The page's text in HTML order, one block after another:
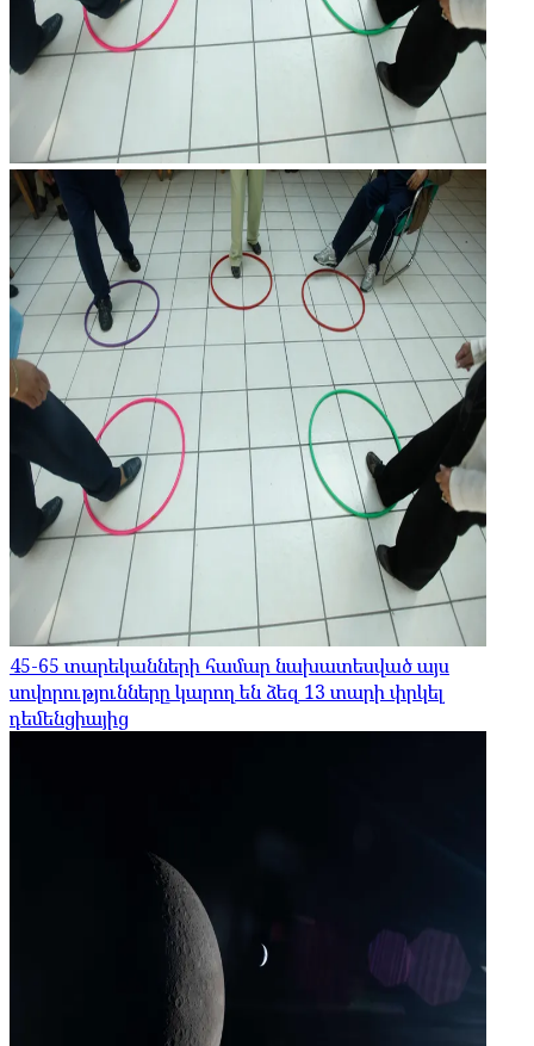
45-65 տարեկանների համար նախատեսված այս
սովորությունները կարող են ձեզ 13 տարի փրկել
դեմենցիայից